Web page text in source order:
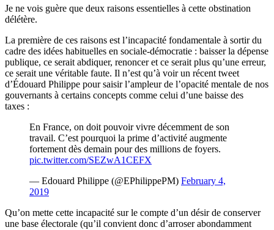
Je ne vois guère que deux raisons essentielles à cette obstination
délétère.
La première de ces raisons est l’incapacité fondamentale à sortir du
cadre des idées habituelles en sociale-démocratie : baisser la dépense
publique, ce serait abdiquer, renoncer et ce serait plus qu’une erreur,
ce serait une véritable faute. Il n’est qu’à voir un récent tweet
d’Édouard Philippe pour saisir l’ampleur de l’opacité mentale de nos
gouvernants à certains concepts comme celui d’une baisse des
taxes :
En France, on doit pouvoir vivre décemment de son
travail. C’est pourquoi la prime d’activité augmente
fortement dès demain pour des millions de foyers.
pic.twitter.com/SEZwA1CEFX
— Edouard Philippe (@EPhilippePM) February 4,
2019
Qu’on mette cette incapacité sur le compte d’un désir de conserver
une base électorale (qu’il convient donc d’arroser abondamment